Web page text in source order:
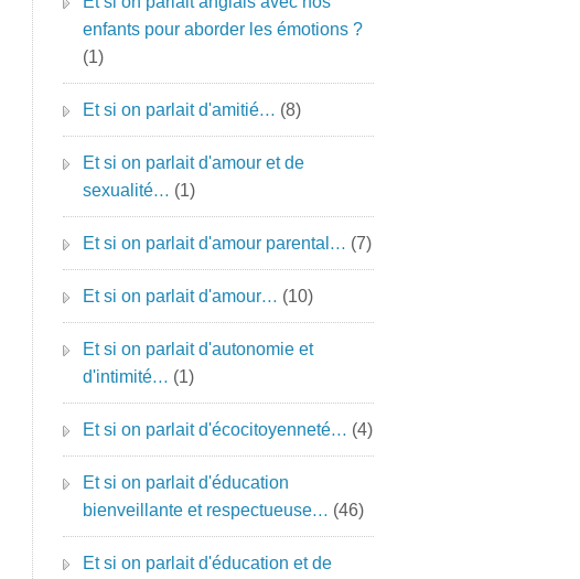
enfants pour aborder les émotions ?
(1)
Et si on parlait d'amitié… (8)
Et si on parlait d'amour et de
sexualité… (1)
Et si on parlait d'amour parental… (7)
Et si on parlait d'amour… (10)
Et si on parlait d'autonomie et
d'intimité… (1)
Et si on parlait d'écocitoyenneté… (4)
Et si on parlait d'éducation
bienveillante et respectueuse… (46)
Et si on parlait d'éducation et de